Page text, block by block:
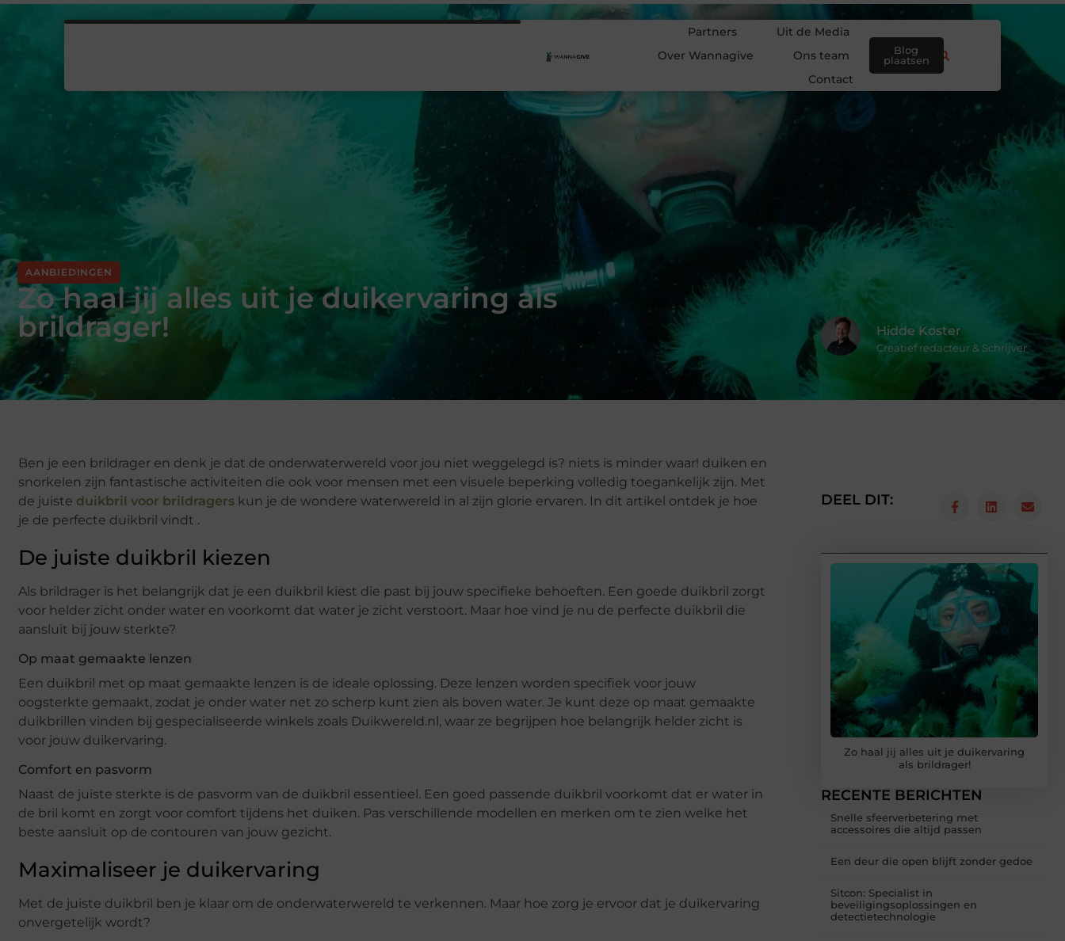
Partners
Uit de Media
Over Wannagive
Ons team
Contact
Blog
plaatsen
AANBIEDINGEN
Zo haal jij alles uit je duikervaring als
brildrager!
Hidde Koster
Creatief redacteur & Schrijver
Ben je een brildrager en denk je dat de onderwaterwereld voor jou niet weggelegd is? niets is minder waar! duiken en
snorkelen zijn fantastische activiteiten die ook voor mensen met een visuele beperking volledig toegankelijk zijn. Met
de juiste duikbril voor brildragers kun je de wondere waterwereld in al zijn glorie ervaren. In dit artikel ontdek je hoe
je de perfecte duikbril vindt .
De juiste duikbril kiezen
Als brildrager is het belangrijk dat je een duikbril kiest die past bij jouw specifieke behoeften. Een goede duikbril zorgt
voor helder zicht onder water en voorkomt dat water je zicht verstoort. Maar hoe vind je nu de perfecte duikbril die
aansluit bij jouw sterkte?
Op maat gemaakte lenzen
Een duikbril met op maat gemaakte lenzen is de ideale oplossing. Deze lenzen worden specifiek voor jouw
oogsterkte gemaakt, zodat je onder water net zo scherp kunt zien als boven water. Je kunt deze op maat gemaakte
duikbrillen vinden bij gespecialiseerde winkels zoals Duikwereld.nl, waar ze begrijpen hoe belangrijk helder zicht is
voor jouw duikervaring.
Comfort en pasvorm
Naast de juiste sterkte is de pasvorm van de duikbril essentieel. Een goed passende duikbril voorkomt dat er water in
de bril komt en zorgt voor comfort tijdens het duiken. Pas verschillende modellen en merken om te zien welke het
beste aansluit op de contouren van jouw gezicht.
Maximaliseer je duikervaring
Met de juiste duikbril ben je klaar om de onderwaterwereld te verkennen. Maar hoe zorg je ervoor dat je duikervaring
onvergetelijk wordt?
DEEL DIT:
Zo haal jij alles uit je duikervaring
als brildrager!
RECENTE BERICHTEN
Snelle sfeerverbetering met
accessoires die altijd passen
Een deur die open blijft zonder gedoe
Sitcon: Specialist in
beveiligingsoplossingen en
detectietechnologie